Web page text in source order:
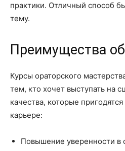
практики. Отличный способ
тему.
Преимущества
Курсы ораторского
тем, кто хочет выступать на
качества, которые
карьере:
Повышение уверенности в